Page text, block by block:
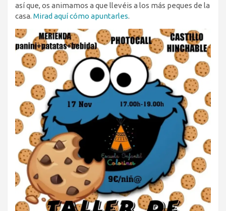
así que, os animamos a que llevéis a los más peques de la
casa. Mirad aquí cómo apuntarles.